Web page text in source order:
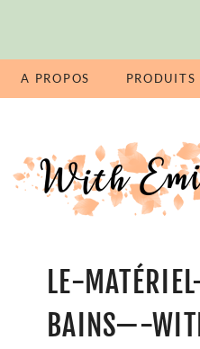
A PROPOS PRODUITS
LE-
BAINS—-